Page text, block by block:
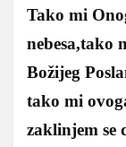
Tako mi
nebesa,tako
Božijeg
tako mi
zaklinjem se